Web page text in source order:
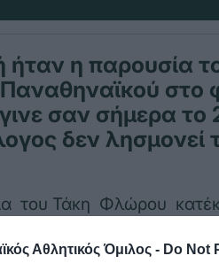
Αθλητικός Όμιλος - Do Not
ήταν η παρουσία
Παναθηναϊκού
σαν σήμερα το
δεν λησμονεί
του Τάκη Φλώρου
της ισπανικής